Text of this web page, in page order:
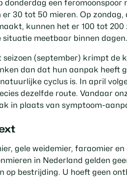
donderdag een feromoonspoor
30 tot 50 mieren. Op zondag,
kunnen het er 100 tot 200
situatie meetbaar binnen
seizoen (september) krimpt de
dan dat hun aanpak heeft
cyclus is. In april
dezelfde route. Vandaar
in plaats van symptoom-
gele weidemier, faraomier en
in Nederland gelden
op bestrijding. U hoeft geen